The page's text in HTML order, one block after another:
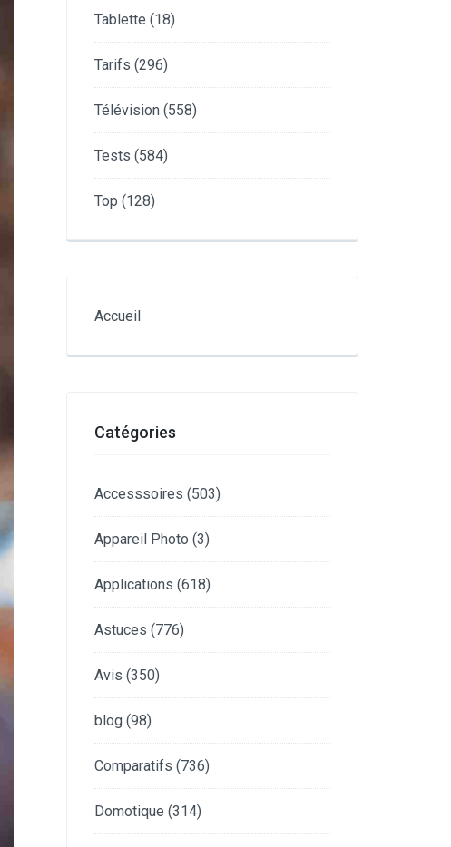
Tablette (18)
Tarifs (296)
Télévision (558)
Tests (584)
Top (128)
Accueil
Catégories
Accesssoires (503)
Appareil Photo (3)
Applications (618)
Astuces (776)
Avis (350)
blog (98)
Comparatifs (736)
Domotique (314)